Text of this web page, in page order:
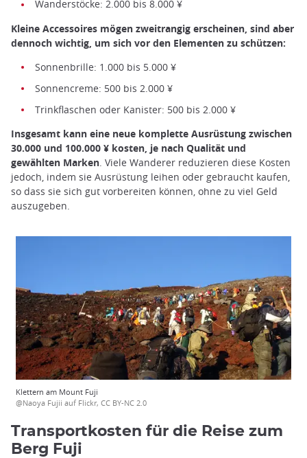
Wanderstöcke: 2.000 bis 8.000 ¥
Kleine Accessoires mögen zweitrangig erscheinen, sind aber
dennoch wichtig, um sich vor den Elementen zu schützen:
Sonnenbrille: 1.000 bis 5.000 ¥
Sonnencreme: 500 bis 2.000 ¥
Trinkflaschen oder Kanister: 500 bis 2.000 ¥
Insgesamt kann eine neue komplette Ausrüstung zwischen
30.000 und 100.000 ¥ kosten, je nach Qualität und
gewählten Marken. Viele Wanderer reduzieren diese Kosten
jedoch, indem sie Ausrüstung leihen oder gebraucht kaufen,
so dass sie sich gut vorbereiten können, ohne zu viel Geld
auszugeben.
Klettern am Mount Fuji
@Naoya Fujii auf Flickr, CC BY-NC 2.0
Transportkosten für die Reise zum
Berg Fuji